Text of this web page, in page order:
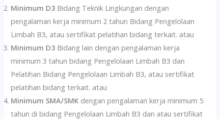
Minimum D3 Bidang Teknik Lingkungan dengan
pengalaman kerja minimum 2 tahun Bidang Pengelolaan
Limbah B3, atau sertifikat pelatihan bidang terkait. atau
Minimum D3 Bidang lain dengan pengalaman kerja
minimum 3 tahun bidang Pengelolaan Limbah B3 dan
Pelatihan Bidang Pengelolaan Limbah B3, atau sertifikat
pelatihan bidang terkait. atau
Minimum SMA/SMK dengan pengalaman kerja minimum 5
tahun di bidang Pengelolaan Limbah B3 dan atau sertifikat